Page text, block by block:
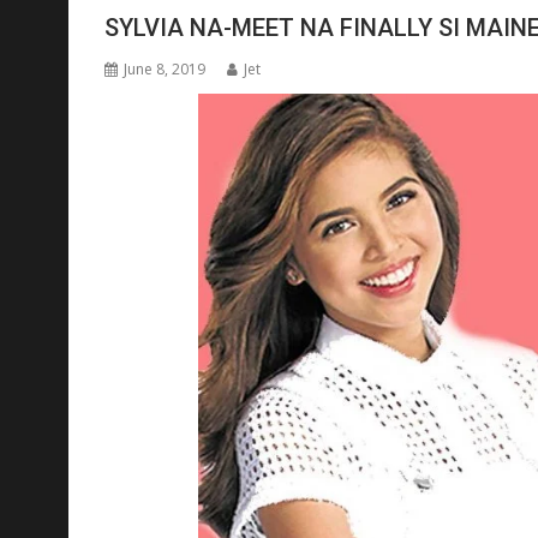
SYLVIA NA-MEET NA FINALLY SI
June 8, 2019 Jet